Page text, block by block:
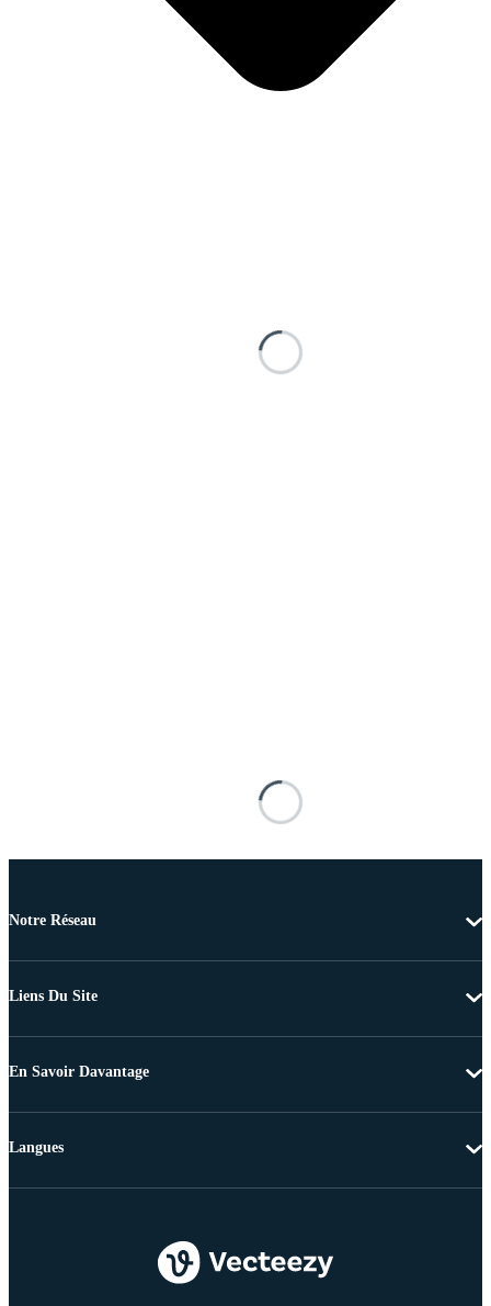
Notre Réseau
Liens Du Site
En Savoir Davantage
Langues